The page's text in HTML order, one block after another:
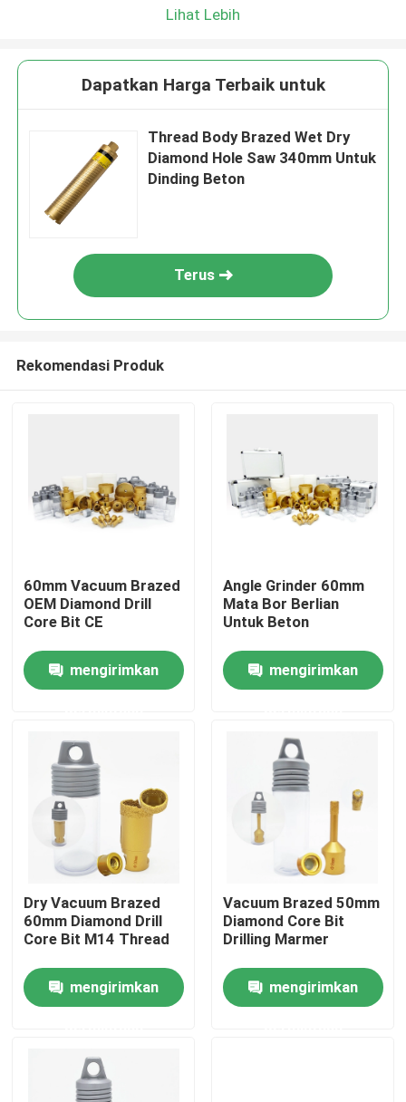
Rumah
Tentang kita
Kontak
Produk
Alat Gergaji Berlian
Pisau Gergaji Berlian
Bit Inti Bor Berlian
Roda Gerinda Berlian
Roda Piala Berlian
Lihat Lebih
Dapatkan Harga Terbaik untuk
Thread Body Brazed Wet Dry
Diamond Hole Saw 340mm Untuk
Dinding Beton
Terus
Rekomendasi Produk
60mm Vacuum Brazed
OEM Diamond Drill
Core Bit CE
mengirimkan
Angle Grinder 60mm
Mata Bor Berlian
Untuk Beton
mengirimkan
Dry Vacuum Brazed
60mm Diamond Drill
Core Bit M14 Thread
mengirimkan
Vacuum Brazed 50mm
Diamond Core Bit
Drilling Marmer
mengirimkan